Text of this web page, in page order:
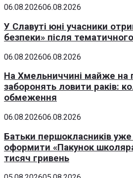
06.08.202606.08.2026
У Славуті юні учасники
безпеки» після
06.08.202606.08.2026
На Хмельниччині майже на
заборонять ловити раків:
обмеження
06.08.202606.08.2026
Батьки першокласників
оформити «Пакунок
тисяч гривень